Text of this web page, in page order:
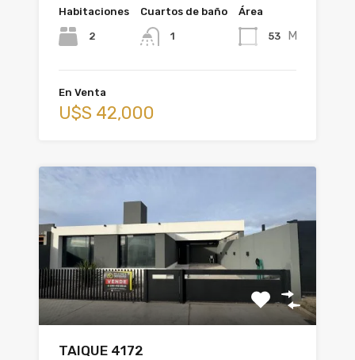
Habitaciones
2
Cuartos de baño
1
Área
53 M
En Venta
U$S 42,000
TAIQUE 4172